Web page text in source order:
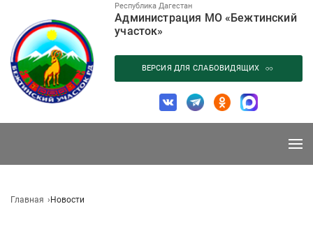
содержанию
Республика Дагестан
Администрация МО «Бежтинский
участок»
ВЕРСИЯ ДЛЯ СЛАБОВИДЯЩИХ
Главная Новости